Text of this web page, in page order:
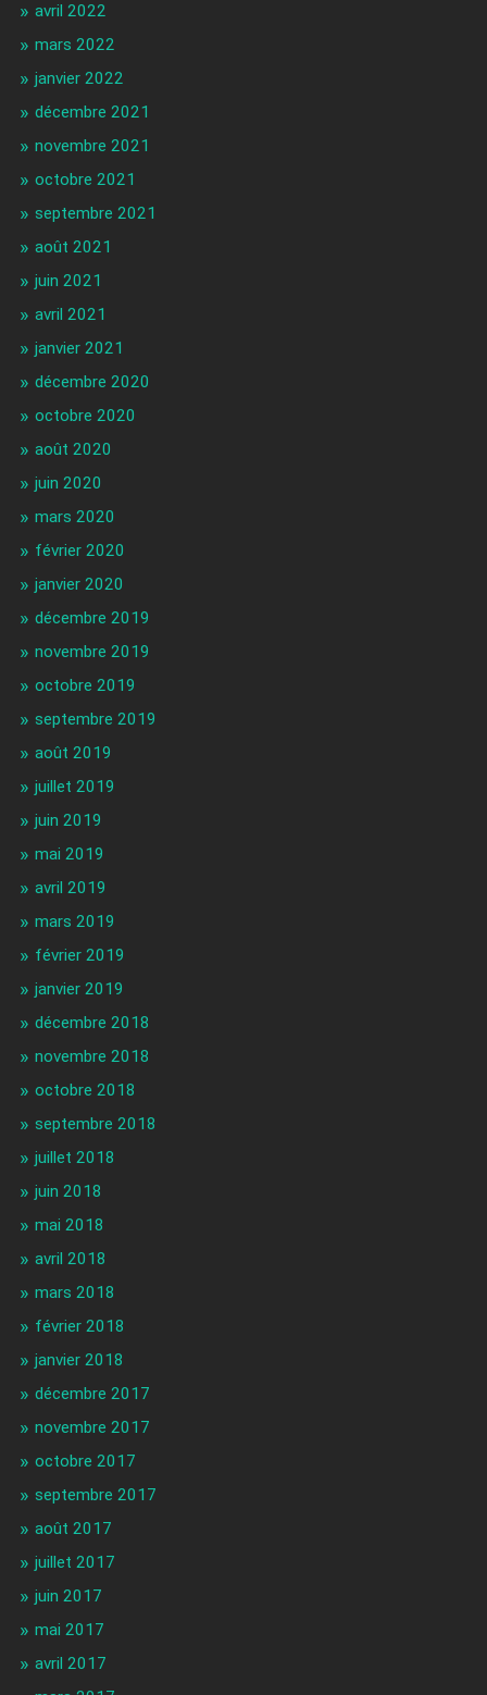
avril 2022
mars 2022
janvier 2022
décembre 2021
novembre 2021
octobre 2021
septembre 2021
août 2021
juin 2021
avril 2021
janvier 2021
décembre 2020
octobre 2020
août 2020
juin 2020
mars 2020
février 2020
janvier 2020
décembre 2019
novembre 2019
octobre 2019
septembre 2019
août 2019
juillet 2019
juin 2019
mai 2019
avril 2019
mars 2019
février 2019
janvier 2019
décembre 2018
novembre 2018
octobre 2018
septembre 2018
juillet 2018
juin 2018
mai 2018
avril 2018
mars 2018
février 2018
janvier 2018
décembre 2017
novembre 2017
octobre 2017
septembre 2017
août 2017
juillet 2017
juin 2017
mai 2017
avril 2017